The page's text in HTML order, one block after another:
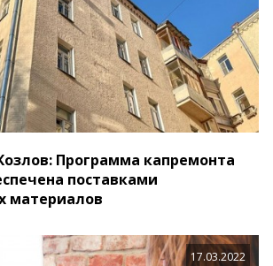
Программа капремонта
поставками
материалов
17.03.2022